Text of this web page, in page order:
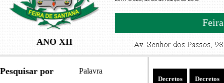
ANO XII
Pesquisar por Palavra
Decretos
Decretos